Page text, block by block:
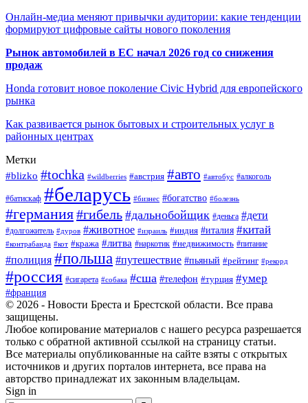
Онлайн-медиа меняют привычки аудитории: какие тенденции
формируют цифровые сайты нового поколения
Рынок автомобилей в ЕС начал 2026 год со снижения
продаж
Honda готовит новое поколение Civic Hybrid для европейского
рынка
Как развивается рынок бытовых и строительных услуг в
районных центрах
Метки
#blizko #tochka #wildberries #австрия #авто #автобус #алкоголь
#батискаф #беларусь #бизнес #богатство #болезнь
#германия#гибель #дальнобойщик #деньга #дети
#долгожитель #дуров #животное #израиль #индия #италия #китай
#контрабанда #кот #кража #литва #наркотик #недвижимость #питание
#полиция #польша #путешествие #пьяный #рейтинг #рекорд
#россия #сигарета #собака #сша #телефон #турция #умер
#франция
© 2026 - Новости Бреста и Брестской области. Все права
защищены.
Любое копирование материалов с нашего ресурса разрешается
только с обратной активной ссылкой на страницу статьи.
Все материалы опубликованные на сайте взяты с открытых
источников и других порталов интернета, все права на
авторство принадлежат их законным владельцам.
Sign in